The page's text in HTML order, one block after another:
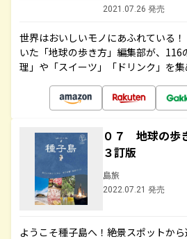
2021.07.26 発売
世界はおいしいモノにあふれている
いた「地球の歩き方」編集部が、116
理」や「スイーツ」「ドリンク」を集
０７ 地球の
３訂版
島旅
2022.07.21 発売
ようこそ種子島へ！絶景スポットか